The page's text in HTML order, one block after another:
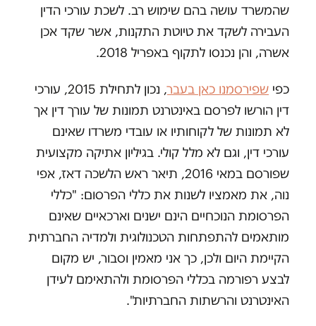
שהמשרד עושה בהם שימוש רב. לשכת עורכי הדין
העבירה לשקד את טיוטת התקנות, אשר שקד אכן
אשרה, והן נכנסו לתקוף באפריל 2018.
כפי שפירסמנו כאן בעבר
, נכון לתחילת 2015, עורכי
דין הורשו לפרסם באינטרנט תמונות של עורך דין אך
לא תמונות של לקוחותיו או עובדי משרדו שאינם
עורכי דין, וגם לא מלל קולי. בגיליון אתיקה מקצועית
שפורסם במאי 2016, תיאר ראש הלשכה דאז, אפי
נוה, את מאמציו לשנות את כללי הפרסום: "כללי
הפרסומת הנוכחיים הינם ישנים וארכאיים שאינם
מותאמים להתפתחות הטכנולוגית ולמדיה החברתית
הקיימת היום ולכן, כך אני מאמין וסבור, יש מקום
לבצע רפורמה בכללי הפרסומת ולהתאימם לעידן
האינטרנט והרשתות החברתיות".